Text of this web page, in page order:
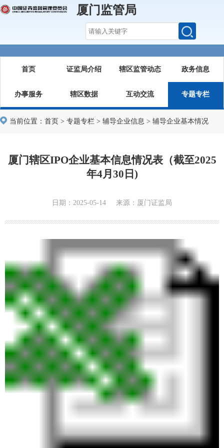
厦门监管局
首页 证监局介绍 辖区监管动态 政务信息
办事服务 辖区数据 互动交流 专题专栏
当前位置： 首页 > 专题专栏 > 辅导企业信息 > 辅导企业基本情况
厦门辖区IPO企业基本信息情况表（截至2025
年4月30日)
日期：2025-05-14 来源：厦门证监局